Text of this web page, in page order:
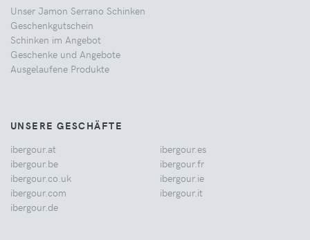
Unser Jamon Serrano Schinken
Geschenkgutschein
Schinken im Angebot
Geschenke und Angebote
Ausgelaufene Produkte
UNSERE GESCHÄFTE
ibergour.at
ibergour.be
ibergour.co.uk
ibergour.com
ibergour.de
ibergour.es
ibergour.fr
ibergour.ie
ibergour.it